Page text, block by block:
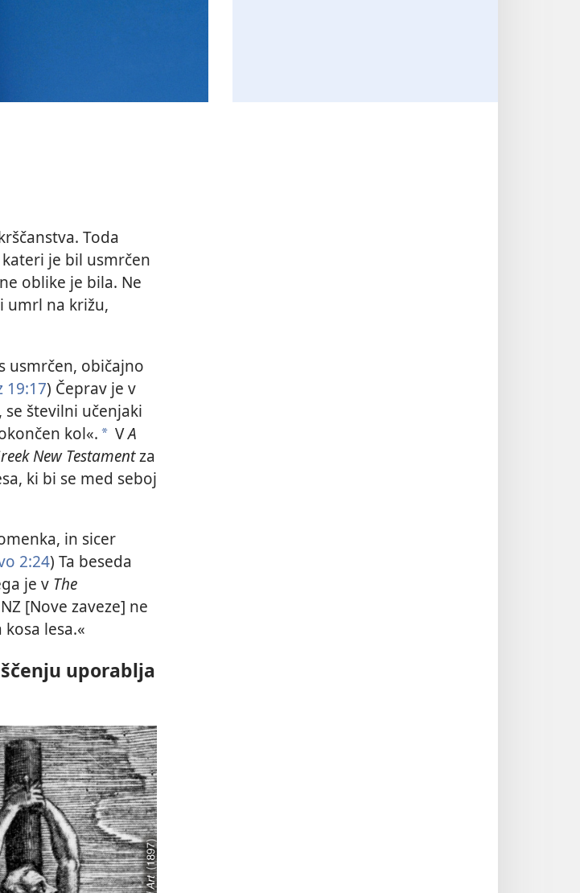
Toda
je bil usmrčen
oblike je bila. Ne
umrl na križu,
usmrčen, običajno
19:17) Čeprav je v
številni učenjaki
kol«. a VA
New Testamentza
ki bi se med seboj
in sicer
2:24) Ta beseda
je v The
[Nove zaveze] ne
lesa.«
uporablja